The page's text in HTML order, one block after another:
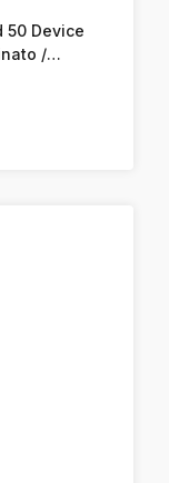
50 Device
/